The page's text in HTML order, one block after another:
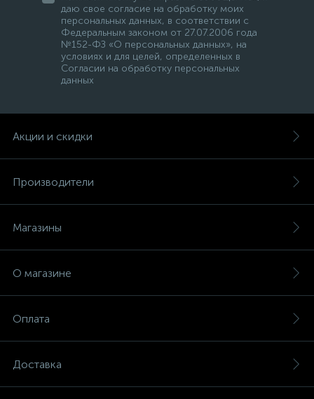
даю свое согласие на обработку моих
персональных данных, в соответствии с
Федеральным законом от 27.07.2006 года
№152-ФЗ «О персональных данных», на
условиях и для целей, определенных в
Согласии на обработку персональных
данных
Акции и скидки
Производители
Магазины
О магазине
Оплата
Доставка